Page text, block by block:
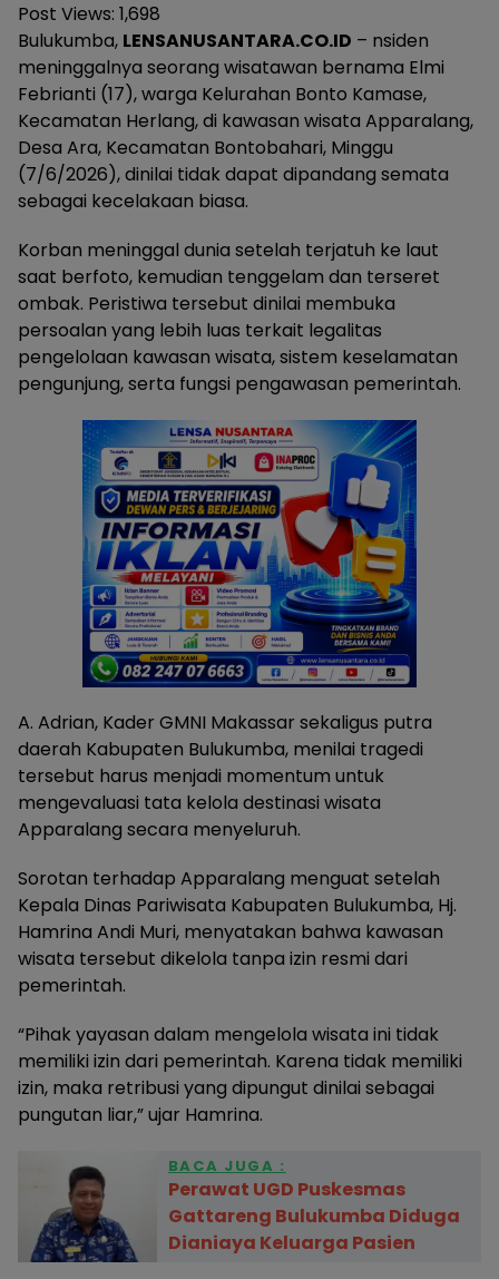
Post Views: 1,698
Bulukumba, LENSANUSANTARA.CO.ID – nsiden
meninggalnya seorang wisatawan bernama Elmi
Febrianti (17), warga Kelurahan Bonto Kamase,
Kecamatan Herlang, di kawasan wisata Apparalang,
Desa Ara, Kecamatan Bontobahari, Minggu
(7/6/2026), dinilai tidak dapat dipandang semata
sebagai kecelakaan biasa.
Korban meninggal dunia setelah terjatuh ke laut
saat berfoto, kemudian tenggelam dan terseret
ombak. Peristiwa tersebut dinilai membuka
persoalan yang lebih luas terkait legalitas
pengelolaan kawasan wisata, sistem keselamatan
pengunjung, serta fungsi pengawasan pemerintah.
A. Adrian, Kader GMNI Makassar sekaligus putra
daerah Kabupaten Bulukumba, menilai tragedi
tersebut harus menjadi momentum untuk
mengevaluasi tata kelola destinasi wisata
Apparalang secara menyeluruh.
Sorotan terhadap Apparalang menguat setelah
Kepala Dinas Pariwisata Kabupaten Bulukumba, Hj.
Hamrina Andi Muri, menyatakan bahwa kawasan
wisata tersebut dikelola tanpa izin resmi dari
pemerintah.
“Pihak yayasan dalam mengelola wisata ini tidak
memiliki izin dari pemerintah. Karena tidak memiliki
izin, maka retribusi yang dipungut dinilai sebagai
pungutan liar,” ujar Hamrina.
BACA JUGA :
Perawat UGD Puskesmas
Gattareng Bulukumba Diduga
Dianiaya Keluarga Pasien